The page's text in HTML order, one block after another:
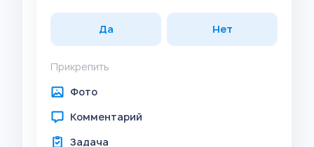
Да Нет
Прикрепить
Фото
Комментарий
Задача